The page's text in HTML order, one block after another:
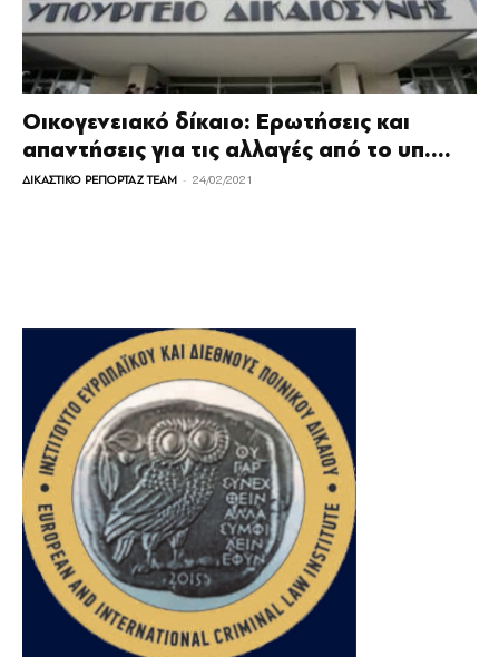
Οικογενειακό δίκαιο: Ερωτήσεις και
απαντήσεις για τις αλλαγές από το υπ....
ΔΙΚΑΣΤΙΚΟ ΡΕΠΟΡΤΑΖ TEAM - 24/02/2021